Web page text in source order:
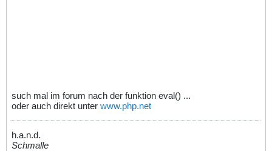
such mal im forum nach der funktion eval() ...
oder auch direkt unter www.php.net
h.a.n.d.
Schmalle